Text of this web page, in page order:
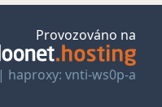
Provozováno na
| haproxy: vnti-ws0p-a